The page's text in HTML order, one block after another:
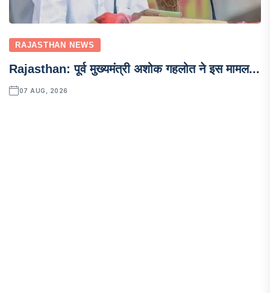
RAJASTHAN NEWS
Rajasthan: पूर्व मुख्यमंत्री अशोक गहलोत ने इस मामल...
07 AUG, 2026